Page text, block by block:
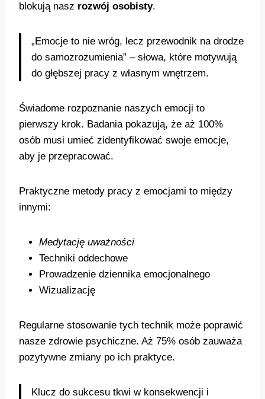
blokują nasz rozwój osobisty.
„Emocje to nie wróg, lecz przewodnik na drodze
do samozrozumienia” – słowa, które motywują
do głębszej pracy z własnym wnętrzem.
Świadome rozpoznanie naszych emocji to
pierwszy krok. Badania pokazują, że aż 100%
osób musi umieć zidentyfikować swoje emocje,
aby je przepracować.
Praktyczne metody pracy z emocjami to między
innymi:
Medytację uważności
Techniki oddechowe
Prowadzenie dziennika emocjonalnego
Wizualizację
Regularne stosowanie tych technik może poprawić
nasze zdrowie psychiczne. Aż 75% osób zauważa
pozytywne zmiany po ich praktyce.
Klucz do sukcesu tkwi w konsekwencji i